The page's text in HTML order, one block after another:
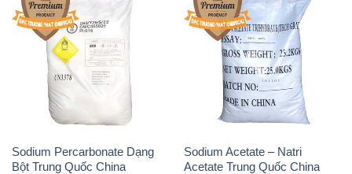
Sodium Percarbonate Dạng
Bột Trung Quốc China
Sodium Acetate – Natri
Acetate Trung Quốc China